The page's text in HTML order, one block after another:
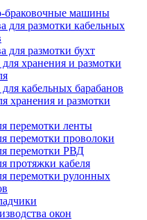
браковочные машины
для размотки кабельных
для размотки бухт
хранения и размотки
кабельных барабанов
хранения и размотки
перемотки ленты
перемотки проволоки
перемотки РВД
протяжки кабеля
перемотки рулонных
окон